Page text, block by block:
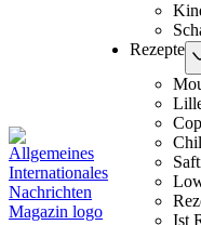
Rezepte
Ist